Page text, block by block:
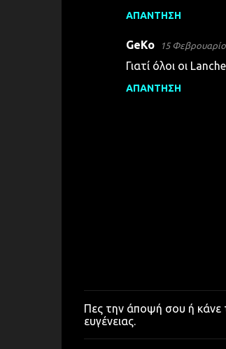
ΑΠΆΝΤΗΣΗ
GeKo 15
Γιατί όλοι οι
ΑΠΆΝΤΗΣΗ
Δ
η
μ
Πες την άποψή σου ή κάνε
ευγένειας.